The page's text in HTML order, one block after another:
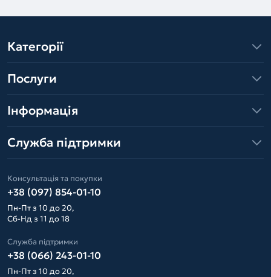
Категорії
Послуги
Інформація
Служба підтримки
Консультація та покупки
+38 (097) 854-01-10
Пн-Пт з 10 до 20,
Сб-Нд з 11 до 18
Служба підтримки
+38 (066) 243-01-10
Пн-Пт з 10 до 20,